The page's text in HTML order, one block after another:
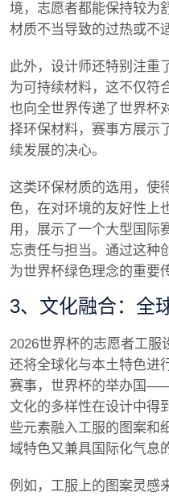
境，志愿者都能保持较为
材质不当导致的过热或不
此外，设计师还特别注重
为可持续材料，这不仅符
也向全世界传递了世界杯
择环保材料，赛事方展示
续发展的决心。
这类环保材质的选用，使
色，在对环境的友好性上
用，展示了一个大型国际
忘责任与担当。通过这种
为世界杯绿色理念的重要
3、文化融合：全
2026世界杯的志愿者工服
还将全球化与本土特色进
赛事，世界杯的举办国
文化的多样性在设计中得
些元素融入工服的图案和
域特色又兼具国际化气息
例如，工服上的图案灵感